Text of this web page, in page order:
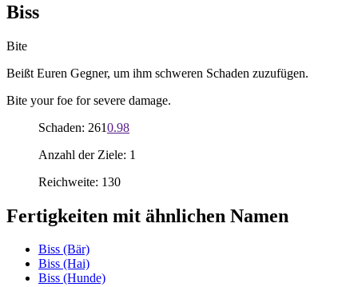
Biss
Bite
Beißt Euren Gegner, um ihm schweren Schaden zuzufügen.
Bite your foe for severe damage.
Schaden: 2610.98
Anzahl der Ziele: 1
Reichweite: 130
Fertigkeiten mit ähnlichen Namen
Biss (Bär)
Biss (Hai)
Biss (Hunde)